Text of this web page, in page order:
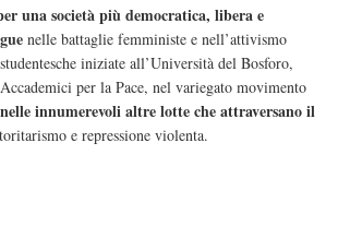
una società più democratica, libera e
nelle battaglie femministe e nell’attivismo
iniziate all’Università del Bosforo,
per la Pace, nel variegato movimento
nelle innumerevoli altre lotte che attraversano il
e repressione violenta.